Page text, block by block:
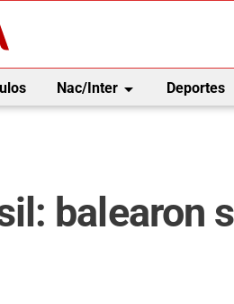
Nac/Interarrow_drop_down Deportes
balearon